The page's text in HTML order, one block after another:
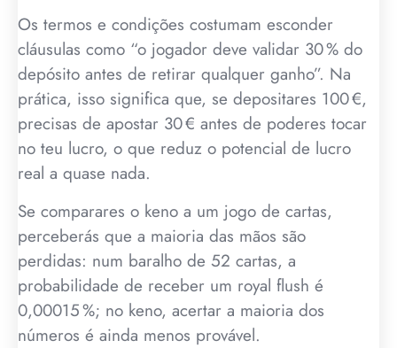
Os termos e condições costumam esconder
cláusulas como “o jogador deve validar 30 % do
depósito antes de retirar qualquer ganho”. Na
prática, isso significa que, se depositares 100 €,
precisas de apostar 30 € antes de poderes tocar
no teu lucro, o que reduz o potencial de lucro
real a quase nada.
Se comparares o keno a um jogo de cartas,
perceberás que a maioria das mãos são
perdidas: num baralho de 52 cartas, a
probabilidade de receber um royal flush é
0,00015 %; no keno, acertar a maioria dos
números é ainda menos provável.